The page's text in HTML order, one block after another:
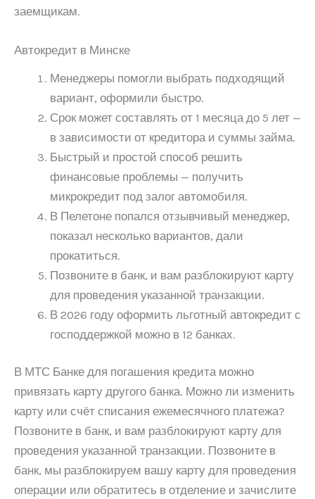
заемщикам.
Автокредит в Минске
Менеджеры помогли выбрать подходящий
вариант, оформили быстро.
Срок может составлять от 1 месяца до 5 лет —
в зависимости от кредитора и суммы займа.
Быстрый и простой способ решить
финансовые проблемы — получить
микрокредит под залог автомобиля.
В Пелетоне попался отзывчивый менеджер,
показал несколько вариантов, дали
прокатиться.
Позвоните в банк, и вам разблокируют карту
для проведения указанной транзакции.
В 2026 году оформить льготный автокредит с
господдержкой можно в 12 банках.
В МТС Банке для погашения кредита можно
привязать карту другого банка. Можно ли изменить
карту или счёт списания ежемесячного платежа?
Позвоните в банк, и вам разблокируют карту для
проведения указанной транзакции. Позвоните в
банк, мы разблокируем вашу карту для проведения
операции или обратитесь в отделение и зачислите